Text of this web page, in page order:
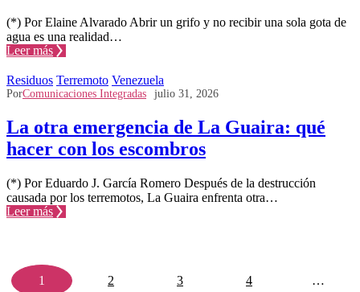
(*) Por Elaine Alvarado Abrir un grifo y no recibir una sola gota de
agua es una realidad…
Leer más
Residuos Terremoto Venezuela
PorComunicaciones Integradas julio 31, 2026
La otra emergencia de La Guaira: qué
hacer con los escombros
(*) Por Eduardo J. García Romero Después de la destrucción
causada por los terremotos, La Guaira enfrenta otra…
Leer más
1 2 3 4 …